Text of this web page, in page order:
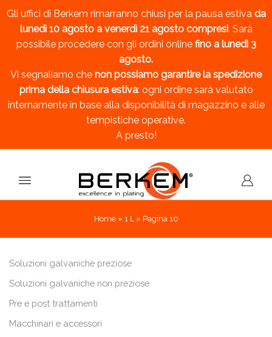
Gli uffici di Berkem rimarranno chiusi per la pausa estiva da
lunedì 10 agosto a venerdì 21 agosto compresi. Sarà
possibile procedere con gli ordini online fino a lunedì 3
agosto.
Vi segnaliamo che non possiamo garantire la spedizione
prima della chiusura estiva: ogni ordine sarà valutato
internamente in base alla disponibilità di magazzino e alle
tempistiche operative.
A presto!
Home» 1 L » Pagina 10
Soluzioni galvaniche preziose
Soluzioni galvaniche non preziose
Pre e post trattamenti
Macchinari e accessori